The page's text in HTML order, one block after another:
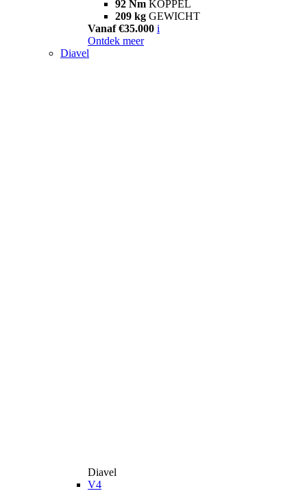
92 Nm KOPPEL
209 kg GEWICHT
Vanaf €35.000 i
Ontdek meer
Diavel
Diavel
V4